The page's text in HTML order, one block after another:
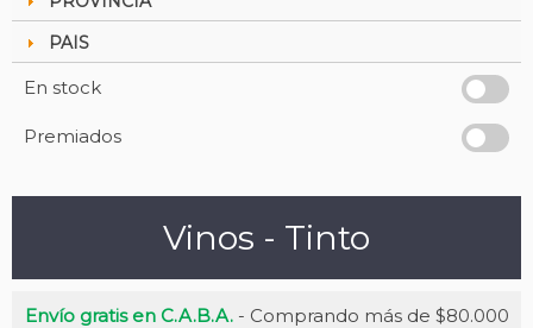
PAIS
En stock
Premiados
Vinos - Tinto
Envío gratis en C.A.B.A.- Comprando más de $80.000